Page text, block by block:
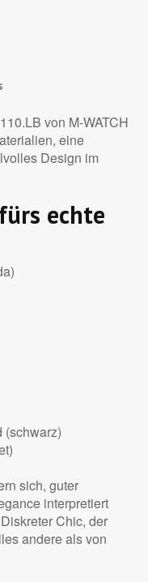
von M-WATCH
eine
Design im
echte
(schwarz)
sich, guter
interpretiert
Chic, der
andere als von